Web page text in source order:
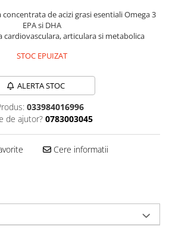
de acizi grasi esentiali Omega 3
EPA si DHA
cardiovasculara, articulara si metabolica
STOC EPUIZAT
ALERTA STOC
033984016996
de ajutor? 0783003045
Cere informatii